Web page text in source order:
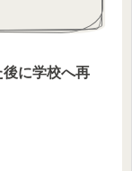
に学校へ再